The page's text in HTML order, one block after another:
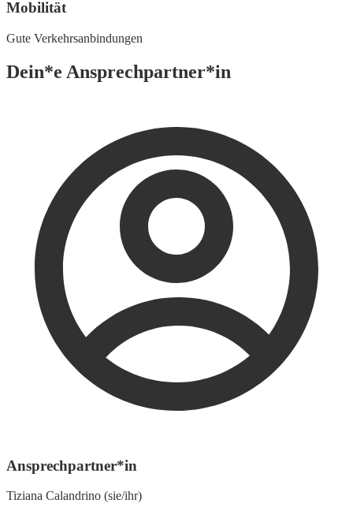
Mobilität
Gute Verkehrsanbindungen
Dein*e Ansprechpartner*in
Ansprechpartner*in
Tiziana Calandrino (sie/ihr)